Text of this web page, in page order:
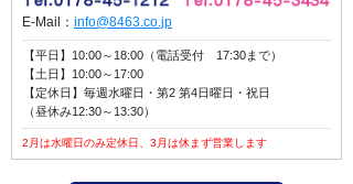
E-Mail： info@8463.co.jp
【平日】10:00～18:00（電話受付 17:30まで）
【土日】10:00～17:00
【定休日】毎週水曜日・第2 第4日曜日・祝日
（昼休み12:30～13:30）
2月は水曜日のみ定休日、3月は休まず営業します